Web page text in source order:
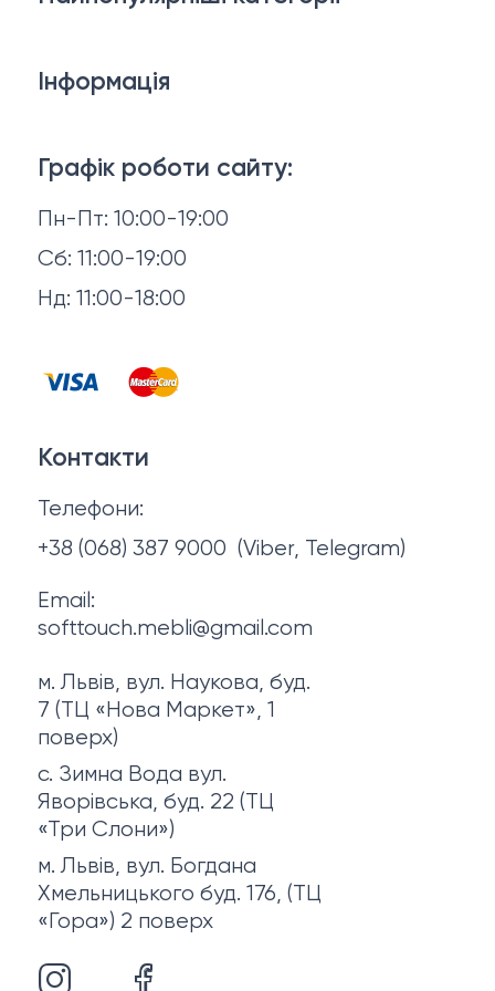
Графік роботи сайту:
Пн-Пт: 10:00-19:00
Сб: 11:00-19:00
Нд: 11:00-18:00
Матраци
Аксесуари для сну
Тумби та комоди
Інформація
Повернення й обмін
Відгуки
Контакти
Політика конфіденційності
Контакти
Телефони:
+38 (068) 387 9000 (Viber, Telegram)
Email:
softtouch.mebli@gmail.com
м. Львів, вул. Наукова, буд.
7 (ТЦ «Нова Маркет», 1
поверх)
с. Зимна Вода вул.
Яворівська, буд. 22 (ТЦ
«Три Слони»)
м. Львів, вул. Богдана
Хмельницького буд. 176, (ТЦ
«Гора») 2 поверх